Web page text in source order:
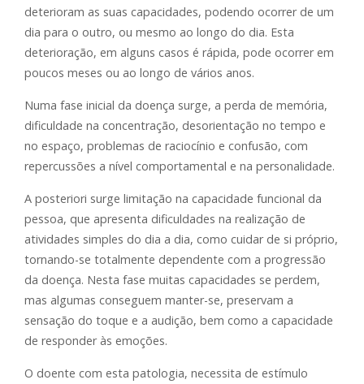
deterioram as suas capacidades, podendo ocorrer de um
dia para o outro, ou mesmo ao longo do dia. Esta
deterioração, em alguns casos é rápida, pode ocorrer em
poucos meses ou ao longo de vários anos.
Numa fase inicial da doença surge, a perda de memória,
dificuldade na concentração, desorientação no tempo e
no espaço, problemas de raciocínio e confusão, com
repercussões a nível comportamental e na personalidade.
A posteriori surge limitação na capacidade funcional da
pessoa, que apresenta dificuldades na realização de
atividades simples do dia a dia, como cuidar de si próprio,
tornando-se totalmente dependente com a progressão
da doença. Nesta fase muitas capacidades se perdem,
mas algumas conseguem manter-se, preservam a
sensação do toque e a audição, bem como a capacidade
de responder às emoções.
O doente com esta patologia, necessita de estímulo